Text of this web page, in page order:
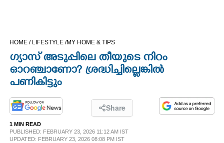
OPINION
PHOTOS
LIFESTYLE
HOME / LIFESTYLE /MY HOME & TIPS
ഗ്യാസ് അടുപ്പിലെ തീയുടെ നിറം
ഓറഞ്ചാണോ? ശ്രദ്ധിച്ചില്ലെങ്കിൽ
പണികിട്ടും
Share
1 MIN READ
PUBLISHED: FEBRUARY 23, 2026 11:12 AM IST
UPDATED: FEBRUARY 23, 2026 08:08 PM IST